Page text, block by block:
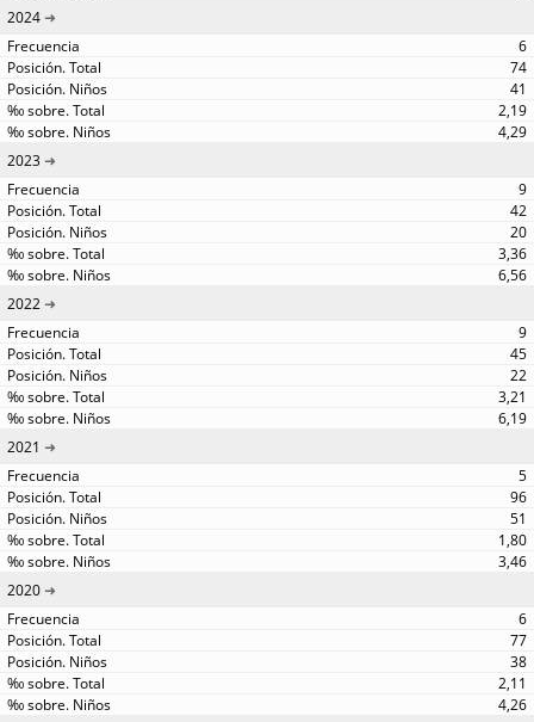
2024
6
74
41
2,19
4,29
2023
9
42
20
3,36
6,56
2022
9
45
22
3,21
6,19
2021
5
96
51
1,80
3,46
2020
6
77
38
2,11
4,26